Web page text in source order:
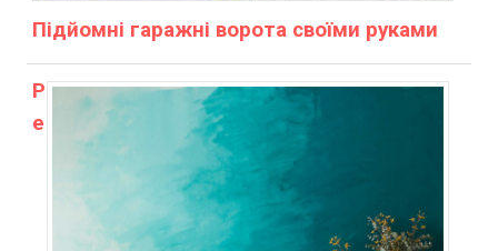
Підйомні гаражні ворота своїми руками
Р
е